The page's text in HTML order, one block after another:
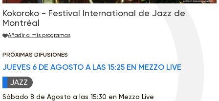
Kokoroko - Festival International de Jazz de
Montréal
Añadir a mis programas
PRÓXIMAS DIFUSIONES
JUEVES 6 DE AGOSTO A LAS 15:25 EN MEZZO LIVE
JAZZ
Sábado 8 de Agosto a las 15:30 en Mezzo Live